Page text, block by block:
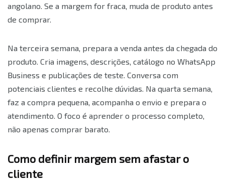
angolano. Se a margem for fraca, muda de produto antes
de comprar.
Na terceira semana, prepara a venda antes da chegada do
produto. Cria imagens, descrições, catálogo no WhatsApp
Business e publicações de teste. Conversa com
potenciais clientes e recolhe dúvidas. Na quarta semana,
faz a compra pequena, acompanha o envio e prepara o
atendimento. O foco é aprender o processo completo,
não apenas comprar barato.
Como definir margem sem afastar o
cliente